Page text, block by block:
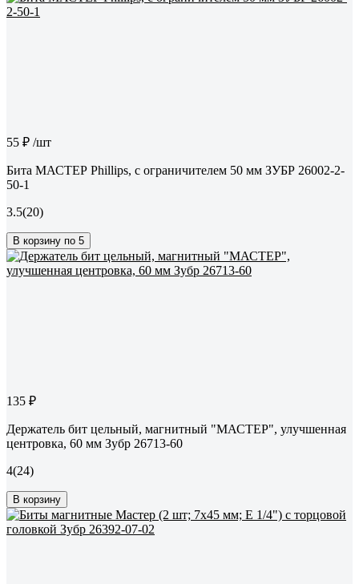
55 ₽ /шт
Бита МАСТЕР Phillips, с ограничителем 50 мм ЗУБР 26002-2-
50-1
3.5(20)
В корзину по 5
135 ₽
Держатель бит цельный, магнитный "МАСТЕР", улучшенная
центровка, 60 мм Зубр 26713-60
4(24)
В корзину